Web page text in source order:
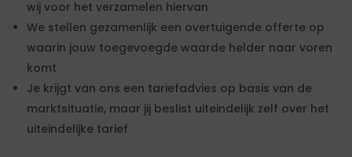
wij voor het verzamelen hiervan
We stellen gezamenlijk een overtuigende offerte op
waarin jouw toegevoegde waarde helder naar voren
komt
Je krijgt van ons een tariefadvies op basis van de
marktsituatie, maar jij beslist uiteindelijk zelf over het
uiteindelijke tarief